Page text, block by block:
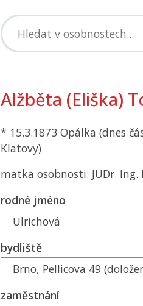
Alžběta (Eliška)
* 15.3.1873 Opálka (dnes
Klatovy)
matka osobnosti: JUDr. Ing.
rodné jméno
Ulrichová
bydliště
Brno, Pellicova 49
zaměstnání